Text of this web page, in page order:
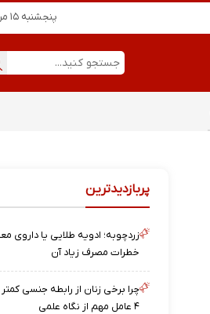
پنجشنبه ۱۵ مرداد ۱۴۰۵
پربازدیدترین
زردچوبه؛ ادویه طلایی یا داروی
خطرات مصرف زیاد آن
چرا برخی زنان از رابطه جنسی
۴ عامل مهم از نگاه علمی